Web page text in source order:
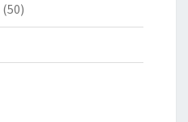
(50)